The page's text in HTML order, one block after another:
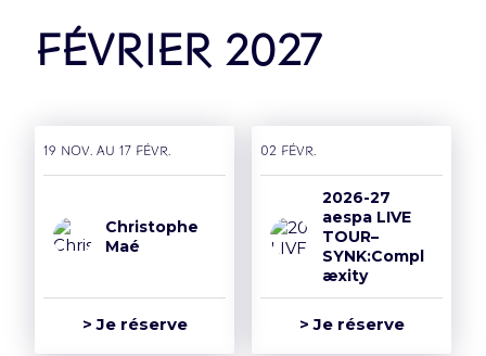
février 2027
19 nov. AU 17 févr.
Christophe
Maé
> Je réserve
02 févr.
2026-27
aespa LIVE
TOUR–
SYNK:Compl
æxity
> Je réserve